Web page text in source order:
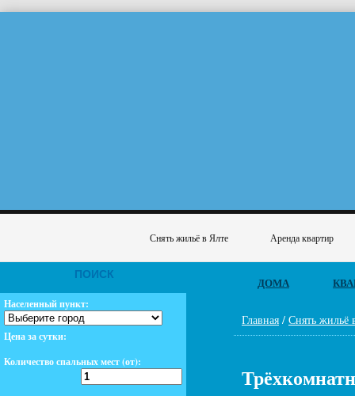
Снять жильё в Ялте Аренда квартир
ДОМА
Главная / Снять жильё
ПОИСК
Населенный пункт:
Цена за сутки:
Количество спальных мест (от):